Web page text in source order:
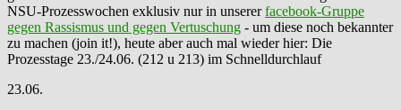
NSU-Prozesswochen exklusiv nur in unsererfacebook-Gruppe
gegen Rassismus und gegen Vertuschung - um diese noch bekannter
zu machen (join it!), heute aber auch mal wieder hier: Die
Prozesstage 23./24.06. (212 u 213) im Schnelldurchlauf
23.06.